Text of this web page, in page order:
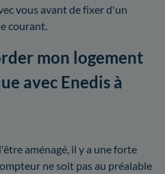
vous avant de fixer d'un
courant.
mon logement
avec Enedis à
aménagé, il y a une forte
ne soit pas au préalable